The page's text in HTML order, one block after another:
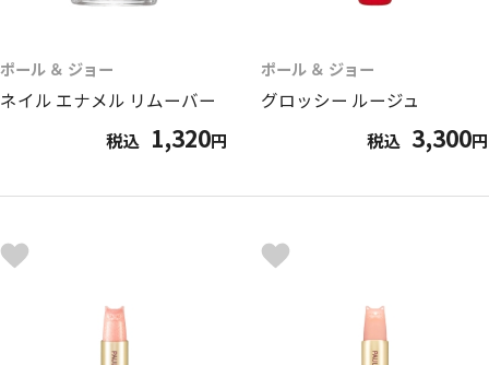
ポール ＆ ジョー
ネイル エナメル リムーバー
税込 1,320円
ポール ＆ ジョー
グロッシー ルージュ
税込 3,300円